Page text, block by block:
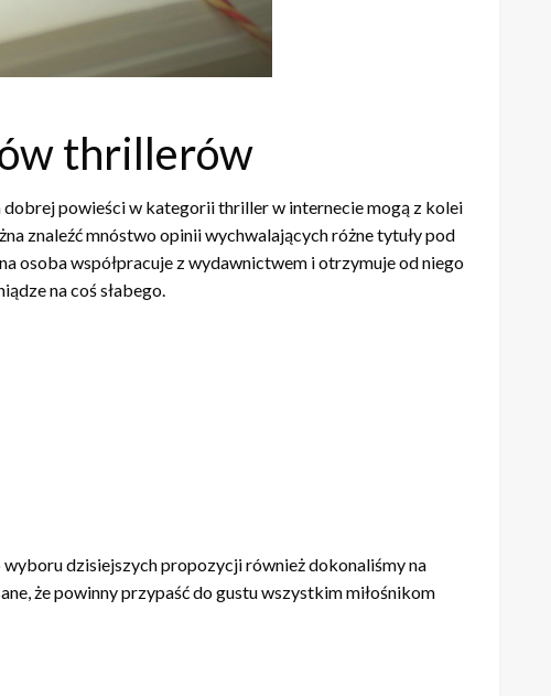
thrillerów
powieści w kategorii thriller w internecie mogą z kolei
znaleźć mnóstwo opinii wychwalających różne tytuły pod
osoba współpracuje z wydawnictwem i otrzymuje od niego
na coś słabego.
wyboru dzisiejszych propozycji również dokonaliśmy na
że powinny przypaść do gustu wszystkim miłośnikom